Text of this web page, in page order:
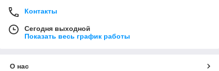
Контакты
Сегодня выходной
Показать весь график работы
О нас